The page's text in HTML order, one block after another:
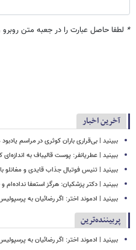
* لطفا حاصل عبارت را در جعبه متن روبرو
آخرین اخبار
ببینید | بی‌قراری باران کوثری در مراسم
ببینید | عطریانفر: پوست قالیباف به
ببینید | تنیس فوتبال جذاب قایدی و مغانلو
ببینید | دکتر پزشکیان: هرگز استعفا نداده‌ام
ببینید | ادموند اختر: اگر رضائیان به
پربیننده‌ترین
ببینید | ادموند اختر: اگر رضائیان به